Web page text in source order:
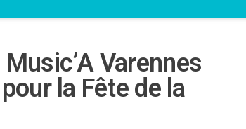
Varennes
la Fête de la